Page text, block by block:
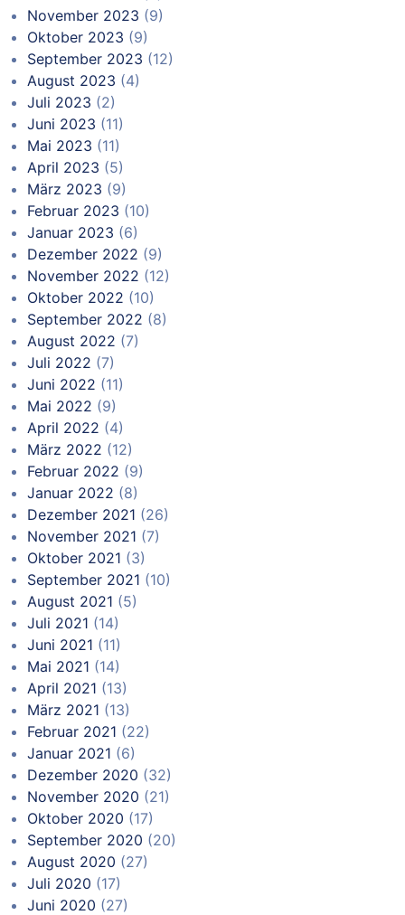
November 2023 (9)
Oktober 2023 (9)
September 2023 (12)
August 2023 (4)
Juli 2023 (2)
Juni 2023 (11)
Mai 2023 (11)
April 2023 (5)
März 2023 (9)
Februar 2023 (10)
Januar 2023 (6)
Dezember 2022 (9)
November 2022 (12)
Oktober 2022 (10)
September 2022 (8)
August 2022 (7)
Juli 2022 (7)
Juni 2022 (11)
Mai 2022 (9)
April 2022 (4)
März 2022 (12)
Februar 2022 (9)
Januar 2022 (8)
Dezember 2021 (26)
November 2021 (7)
Oktober 2021 (3)
September 2021 (10)
August 2021 (5)
Juli 2021 (14)
Juni 2021 (11)
Mai 2021 (14)
April 2021 (13)
März 2021 (13)
Februar 2021 (22)
Januar 2021 (6)
Dezember 2020 (32)
November 2020 (21)
Oktober 2020 (17)
September 2020 (20)
August 2020 (27)
Juli 2020 (17)
Juni 2020 (27)